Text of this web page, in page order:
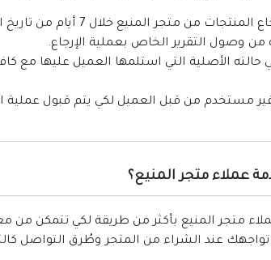
يمكنك استبدال أو إرجاع
حالته الأصلية التي استلمها العميل عليها مع
مستخدم من قبل العميل لكي يتم قبول عملية
عملاء متجر المنيع؟
متجر المنيع بأكثر من طريقة لكي تتمكن من
عند الشراء من المتجر وطُرق التواصل